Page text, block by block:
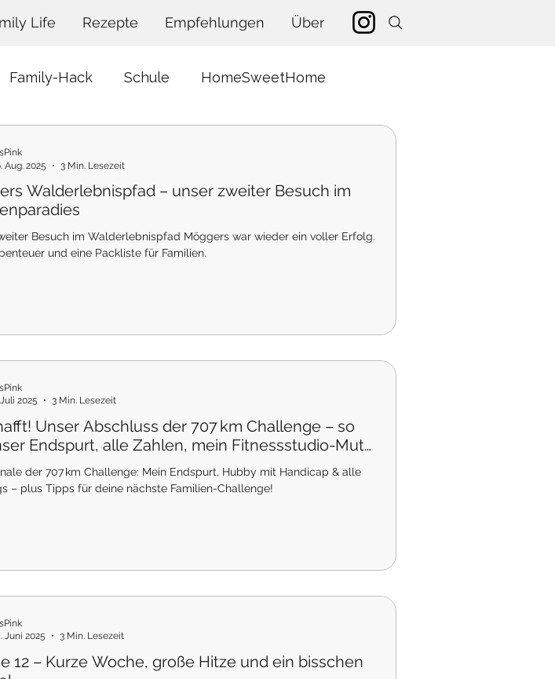
Life Rezepte Empfehlungen Über
Family-Hack Schule HomeSweetHome
Kita Hochzeit
Walderlebnispfad – unser zweiter Besuch im
Besuch im Walderlebnispfad Möggers war wieder ein voller Erfolg.
und eine Packliste für Familien.
Aug. 2025
3 Min. Lesezeit
Unser Abschluss der 707 km Challenge – so
Endspurt, alle Zahlen, mein Fitnessstudio-Mut
Hubby wirklich ging
der 707 km Challenge: Mein Endspurt, Hubby mit Handicap & alle
– plus Tipps für deine nächste Familien-Challenge!
2025
3 Min. Lesezeit
12 – Kurze Woche, große Hitze und ein bisschen
Juni 2025
3 Min. Lesezeit